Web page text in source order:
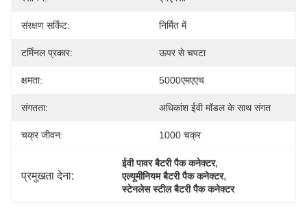
संरक्षण सर्किट: निर्मित में
टर्मिनल प्रकार: ऊपर से चपटा
क्षमता: 5000एमएएच
संगतता: अधिकांश ईवी मॉडल के साथ संगत
चक्र जीवन: 1000 चक्र
प्रमुखता देना:
ईवी पावर बैटरी पैक कनेक्टर,
एल्यूमीनियम बैटरी पैक कनेक्टर,
स्टेनलेस स्टील बैटरी पैक कनेक्टर